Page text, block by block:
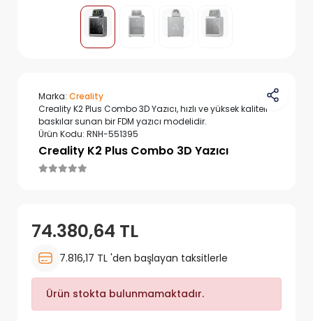
Marka: Creality
Creality K2 Plus Combo 3D Yazıcı, hızlı ve yüksek kaliteli
baskılar sunan bir FDM yazıcı modelidir.
Ürün Kodu: RNH-551395
Creality K2 Plus Combo 3D Yazıcı
74.380,64 TL
7.816,17 TL 'den başlayan taksitlerle
Ürün stokta bulunmamaktadır.